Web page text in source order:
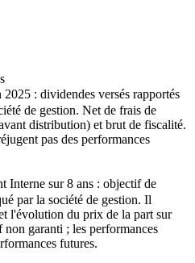
: dividendes versés rapportés
de gestion. Net de frais de
distribution) et brut de fiscalité.
pas des performances
Interne sur 8 ans : objectif de
par la société de gestion. Il
l'évolution du prix de la part sur
garanti ; les performances
futures.